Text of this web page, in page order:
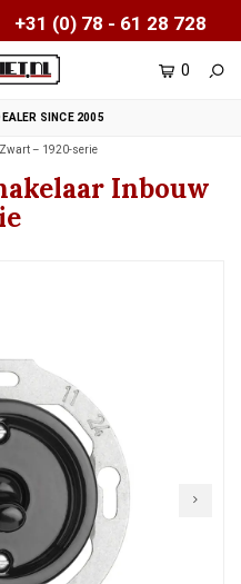
+31 (0) 78 - 61 28 728
0
SINCE 2005
– 1920-serie
Inbouw